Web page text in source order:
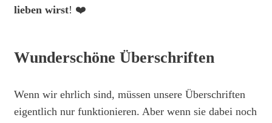
lieben wirst! ❤️
Wunderschöne Überschriften
Wenn wir ehrlich sind, müssen unsere Überschriften
eigentlich nur funktionieren. Aber wenn sie dabei noch